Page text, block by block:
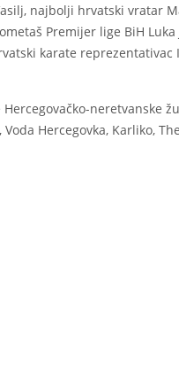
najbolji hrvatski vratar
Premijer lige BiH
karate reprezentativac
neretvanske
Hercegovka, Karliko,